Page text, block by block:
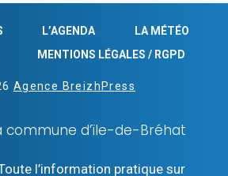
L’AGENDA
LA MÉTÉO
MENTIONS LÉGALES / RGPD
Agence BreizhPress
commune d’ïle-de-Bréhat
l’information pratique sur